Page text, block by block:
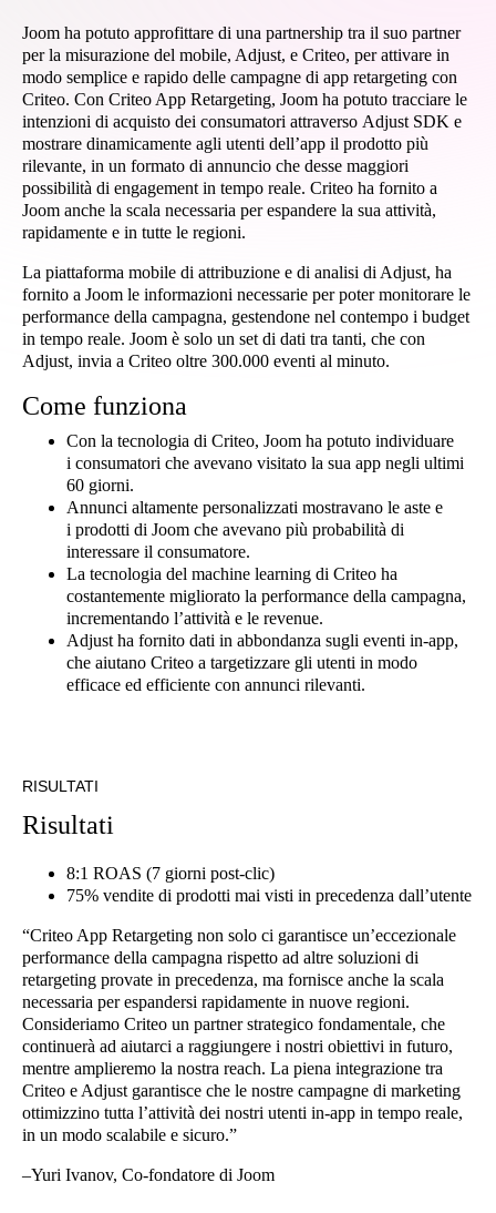
Joom ha potuto approfittare di una partnership tra il suo partner
per la misurazione del mobile, Adjust, e Criteo, per attivare in
modo semplice e rapido delle campagne di app retargeting con
Criteo. Con Criteo App Retargeting, Joom ha potuto tracciare le
intenzioni di acquisto dei consumatori attraverso Adjust SDK e
mostrare dinamicamente agli utenti dell’app il prodotto più
rilevante, in un formato di annuncio che desse maggiori
possibilità di engagement in tempo reale. Criteo ha fornito a
Joom anche la scala necessaria per espandere la sua attività,
rapidamente e in tutte le regioni.
La piattaforma mobile di attribuzione e di analisi di Adjust, ha
fornito a Joom le informazioni necessarie per poter monitorare le
performance della campagna, gestendone nel contempo i budget
in tempo reale. Joom è solo un set di dati tra tanti, che con
Adjust, invia a Criteo oltre 300.000 eventi al minuto.
Come funziona
Con la tecnologia di Criteo, Joom ha potuto individuare
i consumatori che avevano visitato la sua app negli ultimi
60 giorni.
Annunci altamente personalizzati mostravano le aste e
i prodotti di Joom che avevano più probabilità di
interessare il consumatore.
La tecnologia del machine learning di Criteo ha
costantemente migliorato la performance della campagna,
incrementando l’attività e le revenue.
Adjust ha fornito dati in abbondanza sugli eventi in-app,
che aiutano Criteo a targetizzare gli utenti in modo
efficace ed efficiente con annunci rilevanti.
RISULTATI
Risultati
8:1 ROAS (7 giorni post-clic)
75% vendite di prodotti mai visti in precedenza dall’utente
“Criteo App Retargeting non solo ci garantisce un’eccezionale
performance della campagna rispetto ad altre soluzioni di
retargeting provate in precedenza, ma fornisce anche la scala
necessaria per espandersi rapidamente in nuove regioni.
Consideriamo Criteo un partner strategico fondamentale, che
continuerà ad aiutarci a raggiungere i nostri obiettivi in futuro,
mentre amplieremo la nostra reach. La piena integrazione tra
Criteo e Adjust garantisce che le nostre campagne di marketing
ottimizzino tutta l’attività dei nostri utenti in-app in tempo reale,
in un modo scalabile e sicuro.”
–Yuri Ivanov, Co-fondatore di Joom